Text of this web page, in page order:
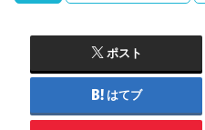
ポスト
はてブ